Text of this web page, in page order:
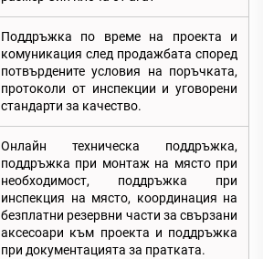
Поддръжка по време на проекта и
комуникация след продажбата според
потвърдените условия на поръчката,
протоколи от инспекции и уговорени
стандарти за качество.
Онлайн техническа поддръжка,
поддръжка при монтаж на място при
необходимост, поддръжка при
инспекция на място, координация на
безплатни резервни части за свързани
аксесоари към проекта и поддръжка
при документацията за пратката.